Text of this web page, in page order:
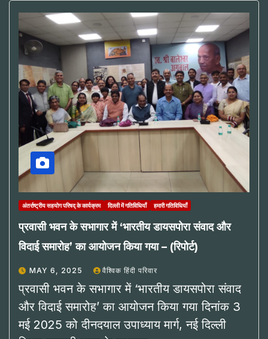
अंतर्राष्ट्रीय सहयोग परिषद् के कार्यक्रम दिल्ली में गतिविधियाँ हमारी गतिविधियाँ
प्रवासी भवन के सभागार में ‘भारतीय डायसपोरा संवाद और
विदाई समारोह’ का आयोजन किया गया – (रिपोर्ट)
MAY 6, 2025 वैश्विक हिंदी परिवार
प्रवासी भवन के सभागार में ‘भारतीय डायसपोरा संवाद
और विदाई समारोह’ का आयोजन किया गया दिनांक 3
मई 2025 को दीनदयाल उपाध्याय मार्ग, नई दिल्ली